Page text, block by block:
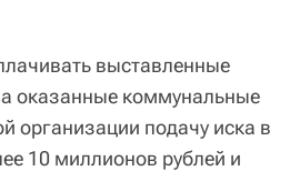
выставленные
оказанные коммунальные
организации подачу иска в
10 миллионов рублей и